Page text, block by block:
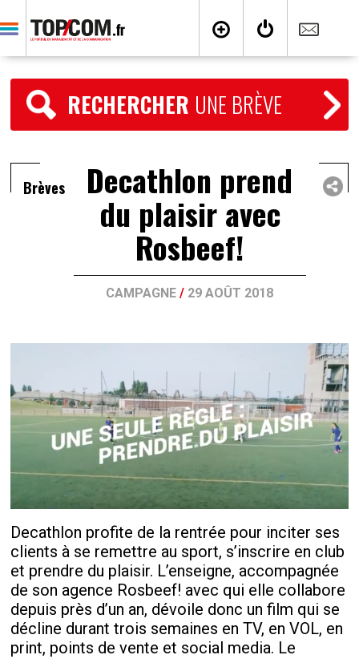
RECHERCHER UNE BRÈVE
Brèves Decathlon prend
du plaisir avec
Rosbeef!
CAMPAGNE / 29 AOÛT 2018
Decathlon profite de la rentrée pour inciter ses
clients à se remettre au sport, s’inscrire en club
et prendre du plaisir. L’enseigne, accompagnée
de son agence Rosbeef! avec qui elle collabore
depuis près d’un an, dévoile donc un film qui se
décline durant trois semaines en TV, en VOL, en
print, points de vente et social media. Le